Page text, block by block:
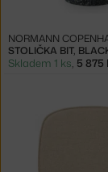
STOLIČKA BIT,
NORMANN
Skladem 1 ks, 5 875